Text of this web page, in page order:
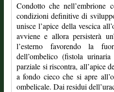
Condotto che nell’embrione
condizioni definitive di
unisce l’apice della vescica
avviene e allora persisterà
l’esterno favorendo la
dell’ombelico (fistola
parziale si riscontra, all’apice
a fondo cieco che si apre
ombelicale. Dai residui